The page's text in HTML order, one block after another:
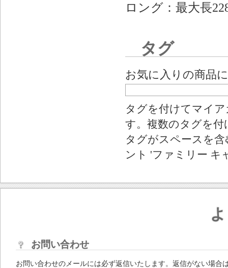
ロング：最大長
タグ
お気に入りの商品
タグを付けてマイ
す。複数のタグを
タグがスペースを
ント 'ファミリー キ
お問い合わせ
お問い合わせのメールには必ず返信いたします。返信がない場合